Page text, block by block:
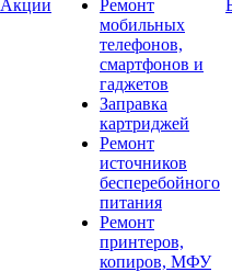
Акции
Ремонт
мобильных
телефонов,
смартфонов и
гаджетов
Заправка
картриджей
Ремонт
источников
бесперебойного
питания
Ремонт
принтеров,
копиров, МФУ